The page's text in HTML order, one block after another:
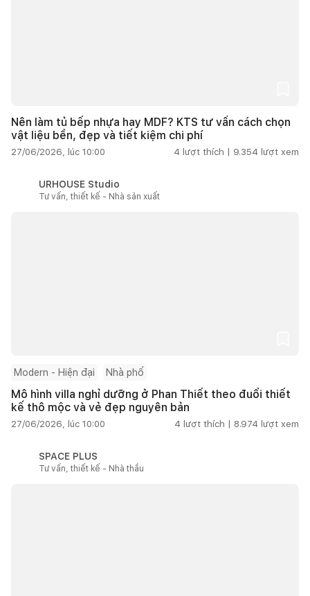
Nên làm tủ bếp nhựa hay MDF? KTS tư vấn cách chọn
vật liệu bền, đẹp và tiết kiệm chi phí
27/06/2026, lúc 10:00 4 lượt thích | 9.354 lượt xem
URHOUSE Studio
Tư vấn, thiết kế - Nhà sản xuất
Modern - Hiện đại Nhà phố
Mô hình villa nghỉ dưỡng ở Phan Thiết theo đuổi thiết
kế thô mộc và vẻ đẹp nguyên bản
27/06/2026, lúc 10:00 4 lượt thích | 8.974 lượt xem
SPACE PLUS
Tư vấn, thiết kế - Nhà thầu